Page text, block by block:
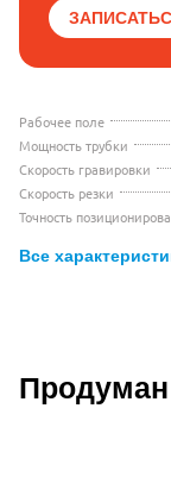
Рабочее поле
Мощность трубки
Скорость гравировки
Скорость резки
Точность
Все
Описание